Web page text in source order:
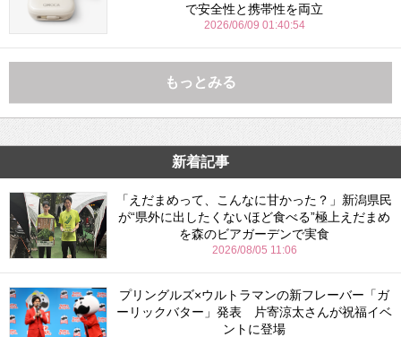
で安全性と携帯性を両立
2026/06/09 01:40:54
もっとみる
新着記事
「えだまめって、こんなに甘かった？」新潟県民
が“県外に出したくないほど食べる”極上えだまめ
を森のビアガーデンで実食
2026/08/05 11:06
プリングルズ×ウルトラマンの新フレーバー「ガ
ーリックバター」発表 片寄涼太さんが祝福イベ
ントに登場